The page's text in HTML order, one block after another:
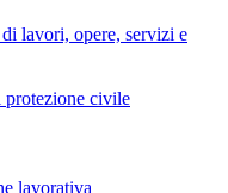
lavori, opere, servizi e
protezione civile
lavorativa